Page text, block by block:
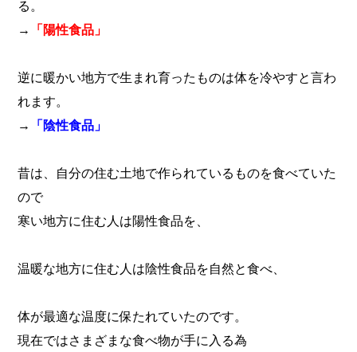
る。
→
「陽性食品」
逆に暖かい地方で生まれ育ったものは体を冷やすと言わ
れます。
→
「陰性食品」
昔は、自分の住む土地で作られているものを食べていた
ので
寒い地方に住む人は陽性食品を、
温暖な地方に住む人は陰性食品を自然と食べ、
体が最適な温度に保たれていたのです。
現在ではさまざまな食べ物が手に入る為